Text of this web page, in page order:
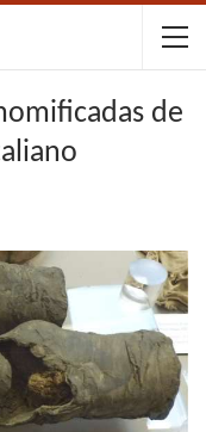
de